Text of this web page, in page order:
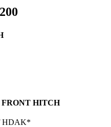
HITCH
HDAK*